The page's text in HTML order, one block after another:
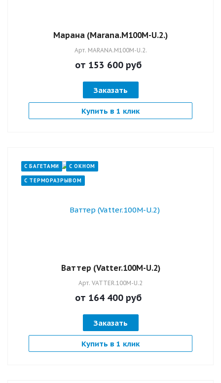
Марана (Marana.M100M-U.2.)
Арт. MARANA.M100M-U.2.
от 153 600 руб
Заказать
Купить в 1 клик
С БАГЕТАМИ С ОКНОМ
С ТЕРМОРАЗРЫВОМ
Ваттер (Vatter.100M-U.2)
Арт. VATTER.100M-U.2
от 164 400 руб
Заказать
Купить в 1 клик